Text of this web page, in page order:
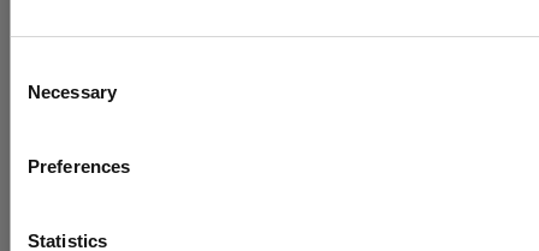
Selection
Necessary
Preferences
Statistics
Materiaal
Heb je een vraag over dit product?